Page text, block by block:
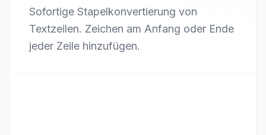
Sofortige Stapelkonvertierung von
Textzeilen. Zeichen am Anfang oder Ende
jeder Zeile hinzufügen.